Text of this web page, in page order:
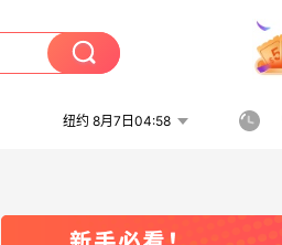
纽约 8月7日04:58